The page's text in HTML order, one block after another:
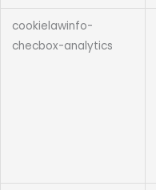
cookielawinfo-
checbox-analytics